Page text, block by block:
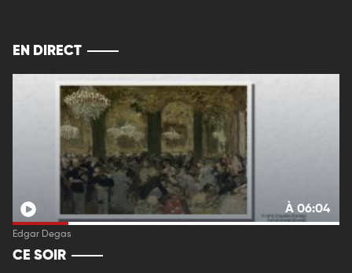
EN DIRECT
À 06:04
Edgar Degas
CE SOIR